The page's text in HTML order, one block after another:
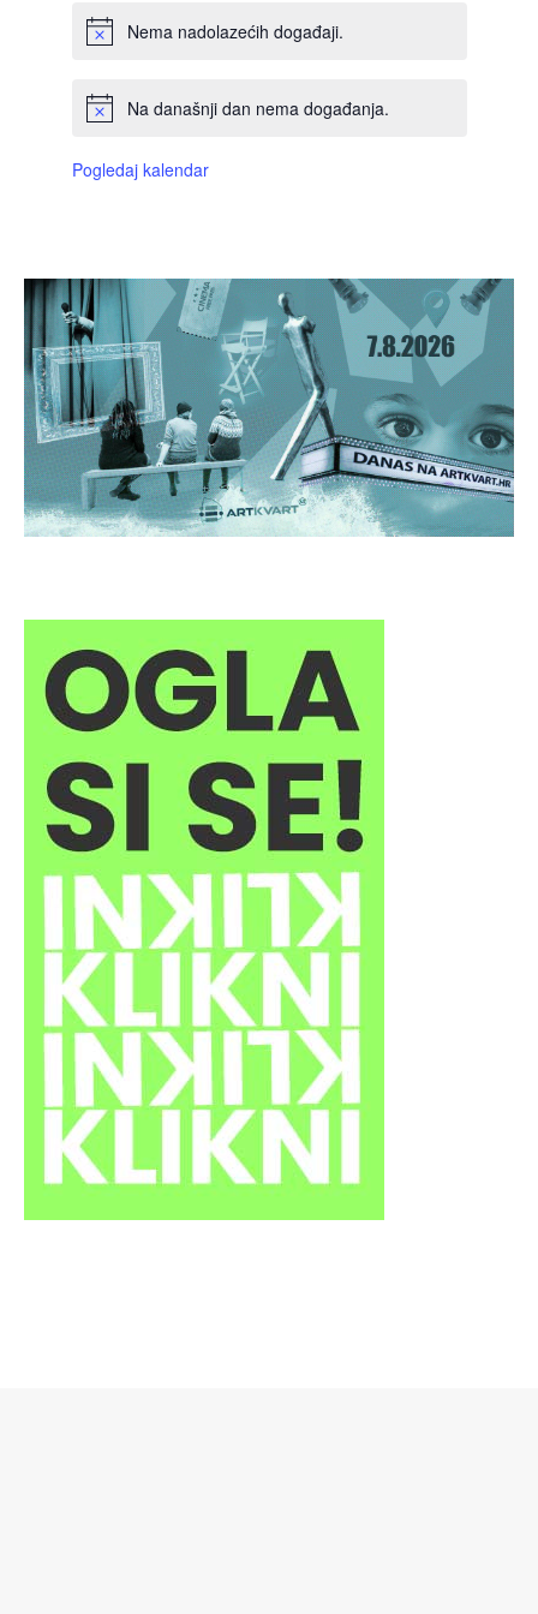
Nema nadolazećih događaji.
Na današnji dan nema događanja.
Pogledaj kalendar